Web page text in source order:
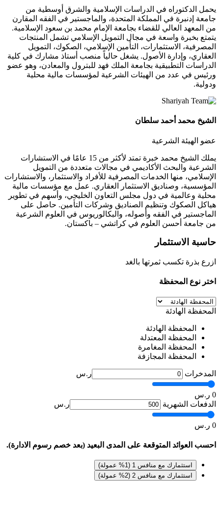
يحمل الدكتوراه في الدراسات الإسلامية والشرق أوسطية من
جامعة إدنبرة في المملكة المتحدة، والماجستير في الفقه المقارن
من المعهد العالي للقضاء بجامعة الإمام محمد بن سعود الإسلامية.
يتمتع بخبرة واسعة في مجال التمويل الإسلامي تشمل المنتجات
المصرفية، الاستثمارات، التأمين الإسلامي، الصكوك، التمويل
العقاري، وإدارة الأصول. يشغل حالياً منصب أستاذ مشارك في كلية
الدراسات التطبيقية بجامعة الملك فهد للبترول والمعادن، وهو عضو
ورئيس في عدد من الهيئات الشرعية لمؤسسات مالية محلية
ودولية.
الشيخ محمد أحمد سلطان
عضو الهيئة الشرعية
يملك الشيخ محمد خبرة تمتد لأكثر من 15 عامًا في الاستشارات
الشرعية والبحث الأكاديمي في مجالات متعددة من التمويل
الإسلامي، منها الخدمات المصرفية للأفراد والاستثمار، والاستشارات
المؤسسية، وصناديق الاستثمار العقاري. عمل مع مؤسسات مالية
محلية وعالمية في دول مجلس التعاون الخليجي، وأسهم في تطوير
هياكل الصكوك وتنظيم الصناديق وشركات التأمين. حاصل على
الماجستير في الفقه وأصوله، والبكالوريوس في العلوم الشرعية
من جامعة أحسن العلوم في كراتشي – باكستان.
حاسبة الاستثمار
ازرع بذرة تكسب ثمرتها بالغد
اختر نوع المحفظة
المحفظة الهادئة
المحفظة الهادئة
المحفظة المعتدلة
المحفظة المغامرة
المحفظة المجازفة
المدخرات ر.س
0 ر.س
الدفعات الشهرية
ر.س
0 ر.س
احسب العوائد المتوقعة على المدى البعيد (بعد خصم رسوم الادارة).
استثمارك مع منافس 1 (1% عمولة)
استثمارك مع منافس 2 (2% عمولة)